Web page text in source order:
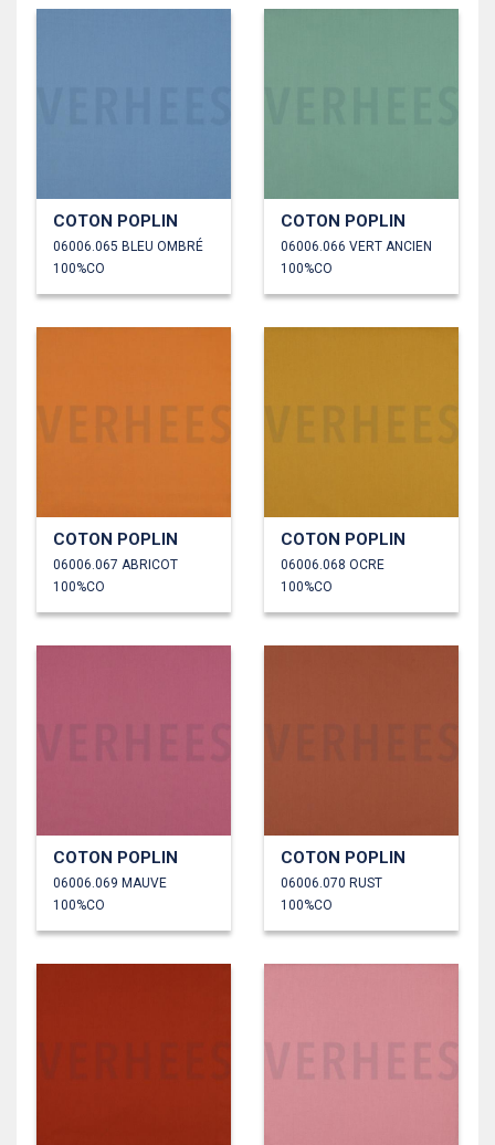
COTON POPLIN
06006.065 BLEU OMBRÉ
100%CO
COTON POPLIN
06006.066 VERT ANCIEN
100%CO
COTON POPLIN
06006.067 ABRICOT
100%CO
COTON POPLIN
06006.068 OCRE
100%CO
COTON POPLIN
06006.069 MAUVE
100%CO
COTON POPLIN
06006.070 RUST
100%CO